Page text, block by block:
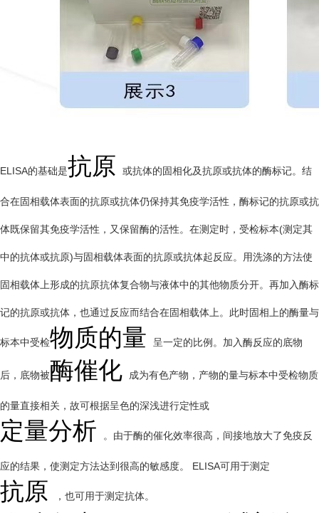
ELISA的基础是抗原 或抗体的固相化及抗原或抗体的酶标记。结
合在固相载体表面的抗原或抗体仍保持其免疫学活性，酶标记的抗原或抗
体既保留其免疫学活性，又保留酶的活性。在测定时，受检标本(测定其
中的抗体或抗原)与固相载体表面的抗原或抗体起反应。用洗涤的方法使
固相载体上形成的抗原抗体复合物与液体中的其他物质分开。再加入酶标
记的抗原或抗体，也通过反应而结合在固相载体上。此时固相上的酶量与
标本中受检物质的量 呈一定的比例。加入酶反应的底物
后，底物被酶催化 成为有色产物，产物的量与标本中受检物质
的量直接相关，故可根据呈色的深浅进行定性或
定量分析 。由于酶的催化效率很高，间接地放大了免疫反
应的结果，使测定方法达到很高的敏感度。 ELISA可用于测定
抗原 ，也可用于测定抗体。